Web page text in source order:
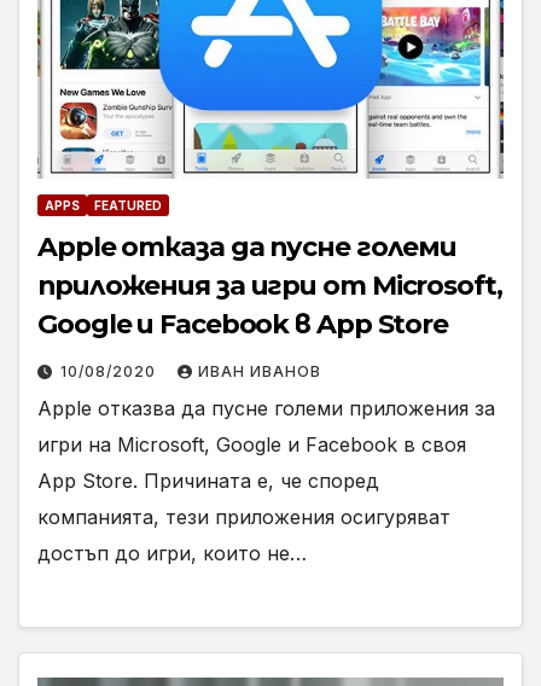
APPS FEATURED
Apple отказа да пусне големи
приложения за игри от Microsoft,
Google и Facebook в App Store
10/08/2020 ИВАН ИВАНОВ
Apple отказва да пусне големи приложения за
игри на Microsoft, Google и Facebook в своя
App Store. Причината е, че според
компанията, тези приложения осигуряват
достъп до игри, които не…